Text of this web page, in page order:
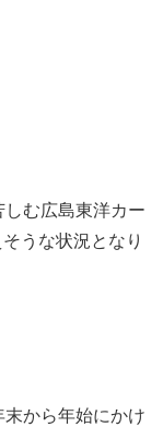
む広島東洋カー
うな状況となり
から年始にかけ